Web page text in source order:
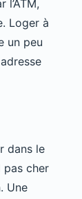
Loger à
un peu
dans le
pas cher
Une